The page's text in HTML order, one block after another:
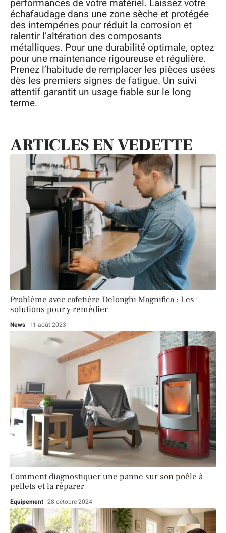
performances de votre matériel. Laissez votre
échafaudage dans une zone sèche et protégée
des intempéries pour réduit la corrosion et
ralentir l’altération des composants
métalliques. Pour une durabilité optimale, optez
pour une maintenance rigoureuse et régulière.
Prenez l’habitude de remplacer les pièces usées
dès les premiers signes de fatigue. Un suivi
attentif garantit un usage fiable sur le long
terme.
ARTICLES EN VEDETTE
Problème avec cafetière Delonghi Magnifica : Les
solutions pour y remédier
News 11 août 2023
Comment diagnostiquer une panne sur son poêle à
pellets et la réparer
Equipement 28 octobre 2024